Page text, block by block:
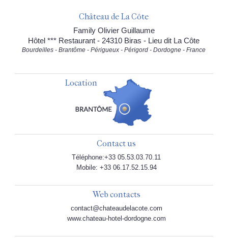
Château de La Côte
Family Olivier Guillaume
Hôtel *** Restaurant - 24310 Biras - Lieu dit La Côte
Bourdeilles - Brantôme - Périgueux - Périgord - Dordogne - France
Location
Contact us
Téléphone:+33 05.53.03.70.11
Mobile: +33 06.17.52.15.94
Web contacts
contact@chateaudelacote.com
www.chateau-hotel-dordogne.com